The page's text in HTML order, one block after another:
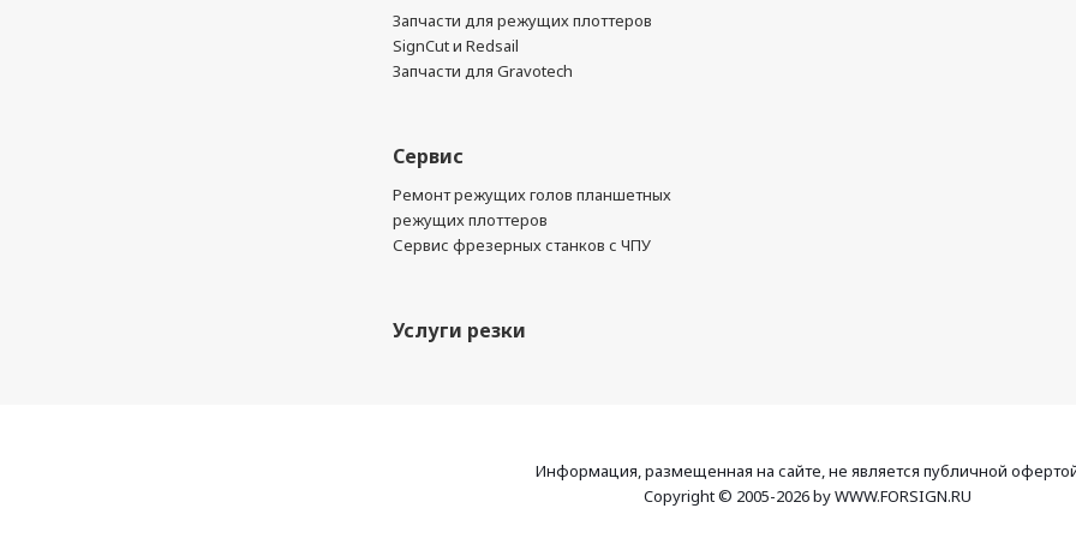
Запчасти для режущих плоттеров
SignCut и Redsail
Запчасти для Gravotech
Сервис
Ремонт режущих голов планшетных
режущих плоттеров
Сервис фрезерных станков с ЧПУ
Услуги резки
Информация, размещенная на сайте, не является публичной
Copyright © 2005-2026 by WWW.FORSIGN.RU